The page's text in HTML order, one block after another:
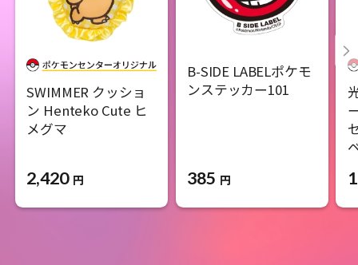
SWIMMER クッショ
ン Henteko Cute ヒ
メグマ
2,420 円
B-SIDE LABELポケモ
ンステッカー101
385 円